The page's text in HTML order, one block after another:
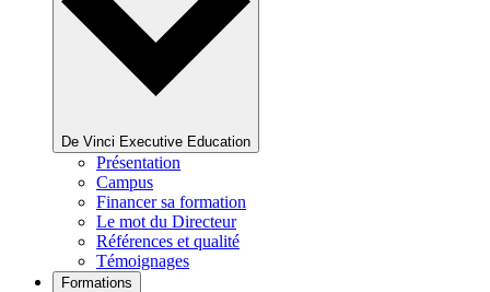
De Vinci Executive Education
Présentation
Campus
Financer sa formation
Le mot du Directeur
Références et qualité
Témoignages
Formations